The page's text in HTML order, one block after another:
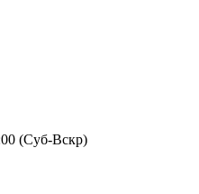
(Суб-Вскр)